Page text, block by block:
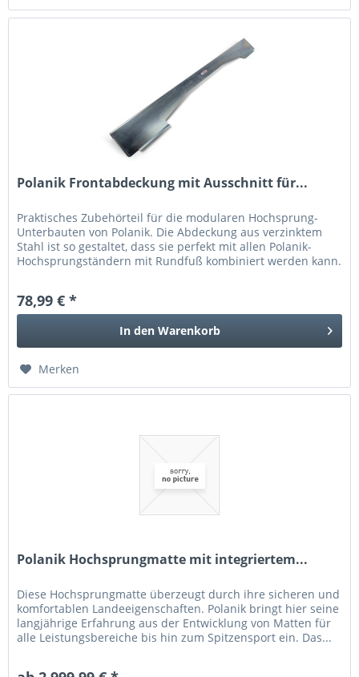
Polanik Frontabdeckung mit Ausschnitt für...
Praktisches Zubehörteil für die modularen Hochsprung-
Unterbauten von Polanik. Die Abdeckung aus verzinktem
Stahl ist so gestaltet, dass sie perfekt mit allen Polanik-
Hochsprungständern mit Rundfuß kombiniert werden kann.
78,99 € *
In den Warenkorb
Merken
Polanik Hochsprungmatte mit integriertem...
Diese Hochsprungmatte überzeugt durch ihre sicheren und
komfortablen Landeeigenschaften. Polanik bringt hier seine
langjährige Erfahrung aus der Entwicklung von Matten für
alle Leistungsbereiche bis hin zum Spitzensport ein. Das...